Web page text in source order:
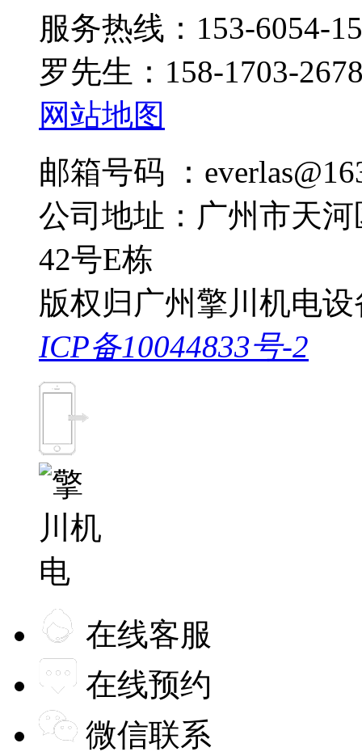
服务热线：153-6054-
罗先生：158-1703-
网站地图
邮箱号码 ：
公司地址：广州市天
42号E栋
版权归广州擎川机电
ICP备10044833号-2
在线客服
在线预约
微信联系